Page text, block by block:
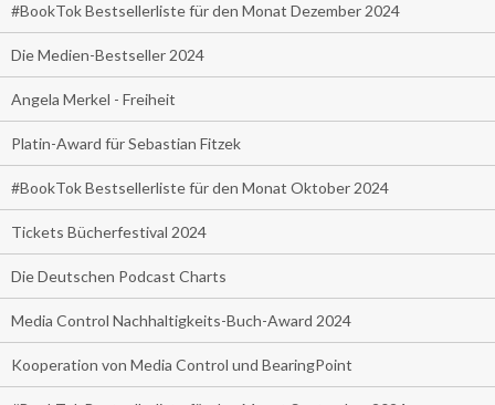
#BookTok Bestsellerliste für den Monat Dezember 2024
Die Medien-Bestseller 2024
Angela Merkel - Freiheit
Platin-Award für Sebastian Fitzek
#BookTok Bestsellerliste für den Monat Oktober 2024
Tickets Bücherfestival 2024
Die Deutschen Podcast Charts
Media Control Nachhaltigkeits-Buch-Award 2024
Kooperation von Media Control und BearingPoint